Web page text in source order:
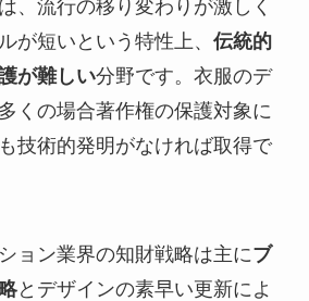
、流行の移り変わりが激しく
が短いという特性上、 伝統的
が難しい分野です。衣服のデ
くの場合著作権の保護対象に
技術的発明がなければ取得で
ョン業界の知財戦略は主にブ
とデザインの素早い更新によ